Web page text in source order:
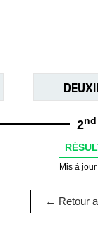
2nd
Mis à
← Retour